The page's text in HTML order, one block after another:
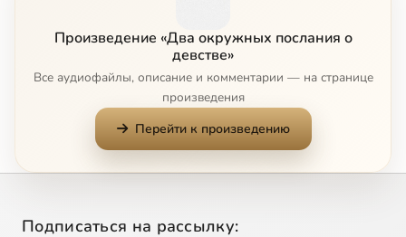
Глава VI.
13 Глава VII. 1:49
14 Глава VIII.
Произведение «Два окружных послания о
девстве»
Все аудиофайлы, описание и комментарии — на странице
произведения
Перейти к произведению
Подписаться на рассылку: